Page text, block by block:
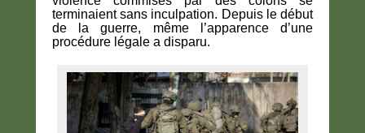
terminaient sans inculpation. Depuis le début
de la guerre, même l’apparence d’une
procédure légale a disparu.